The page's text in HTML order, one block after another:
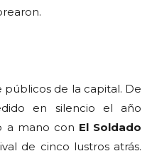
de la capital. De
en silencio el año
a mano con El Soldado
de cinco lustros atrás.